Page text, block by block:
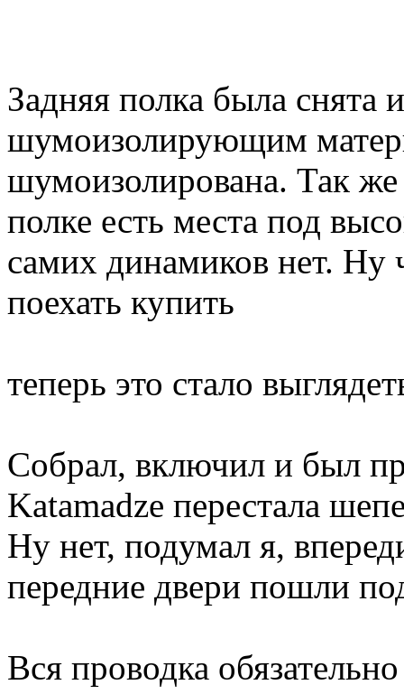
Задняя полка была снята
шумоизолирующим
шумоизолирована. Так
полке есть места под
самих динамиков нет. Ну
поехать купить
теперь это стало
Собрал, включил и был
Katamadze перестала
Ну нет, подумал я,
передние двери пошли
Вся проводка